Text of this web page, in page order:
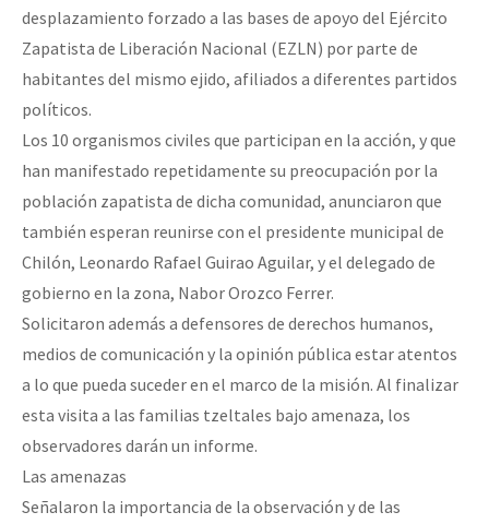
desplazamiento forzado a las bases de apoyo del Ejército
Zapatista de Liberación Nacional (EZLN) por parte de
habitantes del mismo ejido, afiliados a diferentes partidos
políticos.
Los 10 organismos civiles que participan en la acción, y que
han manifestado repetidamente su preocupación por la
población zapatista de dicha comunidad, anunciaron que
también esperan reunirse con el presidente municipal de
Chilón, Leonardo Rafael Guirao Aguilar, y el delegado de
gobierno en la zona, Nabor Orozco Ferrer.
Solicitaron además a defensores de derechos humanos,
medios de comunicación y la opinión pública estar atentos
a lo que pueda suceder en el marco de la misión. Al finalizar
esta visita a las familias tzeltales bajo amenaza, los
observadores darán un informe.
Las amenazas
Señalaron la importancia de la observación y de las